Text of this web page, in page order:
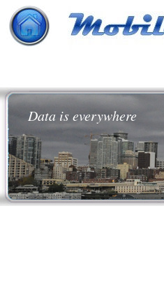
Data is everywhere